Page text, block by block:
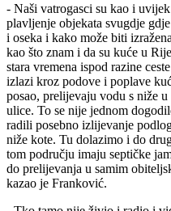
- Naši vatrogasci su kao i
plavljenje objekata svugdje
i oseka i kako može biti
kao što znam i da su kuće u
stara vremena ispod razine
izlazi kroz podove i poplave
posao, prelijevaju vodu s niže
ulice. To se nije jednom
radili posebno izlijevanje
niže kote. Tu dolazimo i do
tom području imaju septičke
do prelijevanja u samim
kazao je Franković.